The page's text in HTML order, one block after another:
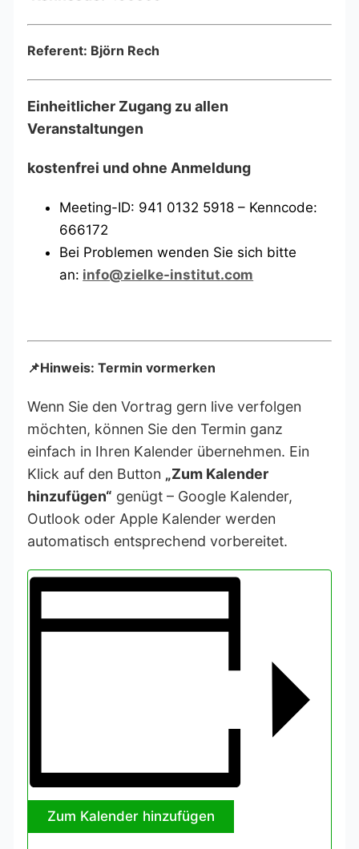
Referent: Björn Rech
Einheitlicher Zugang zu allen
Veranstaltungen
kostenfrei und ohne Anmeldung
Meeting-ID: 941 0132 5918 – Kenncode:
666172
Bei Problemen wenden Sie sich bitte
an: info@zielke-institut.com
📌Hinweis: Termin vormerken
Wenn Sie den Vortrag gern live verfolgen
möchten, können Sie den Termin ganz
einfach in Ihren Kalender übernehmen. Ein
Klick auf den Button „Zum Kalender
hinzufügen“ genügt – Google Kalender,
Outlook oder Apple Kalender werden
automatisch entsprechend vorbereitet.
Zum Kalender hinzufügen